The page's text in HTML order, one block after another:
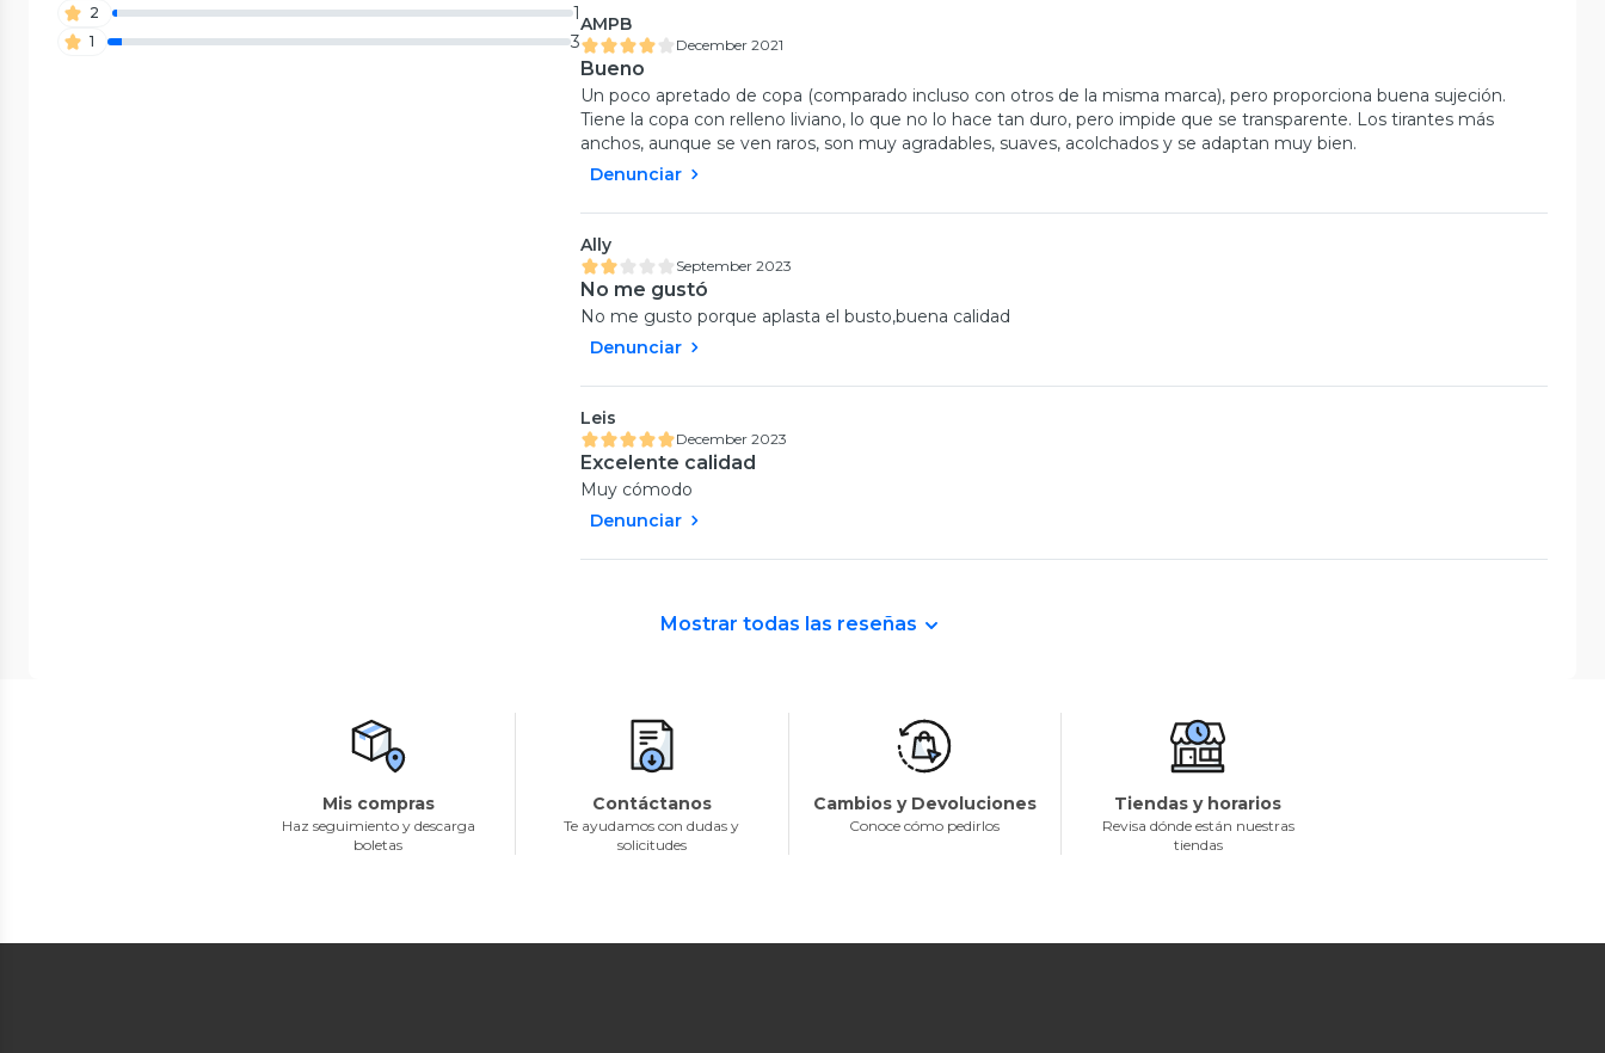
2 1
1 3
AMPB
December 2021
Bueno
Un poco apretado de copa (comparado incluso con otros de la misma marca), pero proporciona buena sujeción.
Tiene la copa con relleno liviano, lo que no lo hace tan duro, pero impide que se transparente. Los tirantes más
anchos, aunque se ven raros, son muy agradables, suaves, acolchados y se adaptan muy bien.
Denunciar
Ally
September 2023
No me gustó
No me gusto porque aplasta el busto,buena calidad
Denunciar
Leis
December 2023
Excelente calidad
Muy cómodo
Denunciar
Mostrar todas las reseñas
Mis compras
Haz seguimiento y descarga
boletas
Contáctanos
Te ayudamos con dudas y
solicitudes
Cambios y Devoluciones
Conoce cómo pedirlos
Tiendas y horarios
Revisa dónde están nuestras
tiendas